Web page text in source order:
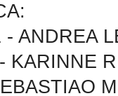
ANDREA
KARINNE